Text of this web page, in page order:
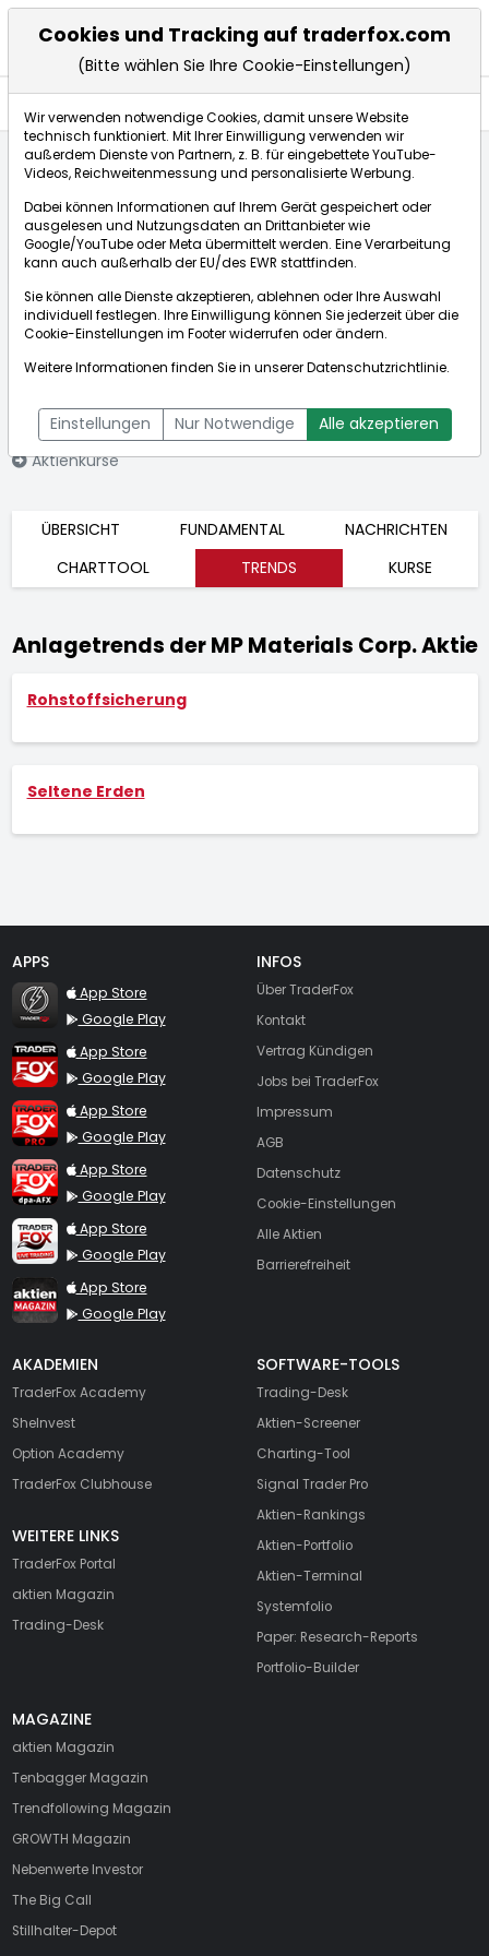
Börse:
Corp.
[WKN: A2QHVL | ISIN:
US5533681012]
Aktienkurse
Bid:44,250€Ask:44,250€
ÜBERSICHT FUNDAMENTAL
NACHRICHTEN
CHARTTOOL
TRENDS KURSE
Anlagetrends der MP Materials Corp. Aktie
Rohstoffsicherung
Seltene Erden
APPS
TraderFox Flash
App Store
Google Play
TraderFox App
App Store
Google Play
TraderFox Pro
App Store
Google Play
TraderFox dpa-AFX ProFeed
App Store
Google Play
TraderFox Live Trading
App Store
Google Play
TraderFox aktien Magazin
App Store
Google Play
INFOS
Über TraderFox
Kontakt
Vertrag Kündigen
Jobs bei TraderFox
Impressum
AGB
Datenschutz
Cookie-Einstellungen
Alle Aktien
Barrierefreiheit
AKADEMIEN
TraderFox Academy
SheInvest
Option Academy
TraderFox Clubhouse
WEITERE LINKS
TraderFox Portal
aktien Magazin
Trading-Desk
SOFTWARE-TOOLS
Trading-Desk
Aktien-Screener
Charting-Tool
Signal Trader Pro
Aktien-Rankings
Aktien-Portfolio
Aktien-Terminal
Systemfolio
Paper: Research-Reports
Portfolio-Builder
MAGAZINE
aktien Magazin
Tenbagger Magazin
Trendfollowing Magazin
GROWTH Magazin
Nebenwerte Investor
The Big Call
Stillhalter-Depot
Cookies und Tracking auf traderfox.com
(Bitte wählen Sie Ihre Cookie-Einstellungen)
Wir verwenden notwendige Cookies, damit unsere Website
technisch funktioniert. Mit Ihrer Einwilligung verwenden wir
außerdem Dienste von Partnern, z. B. für eingebettete YouTube-
Videos, Reichweitenmessung und personalisierte Werbung.
Dabei können Informationen auf Ihrem Gerät gespeichert oder
ausgelesen und Nutzungsdaten an Drittanbieter wie
Google/YouTube oder Meta übermittelt werden. Eine Verarbeitung
kann auch außerhalb der EU/des EWR stattfinden.
Sie können alle Dienste akzeptieren, ablehnen oder Ihre Auswahl
individuell festlegen. Ihre Einwilligung können Sie jederzeit über die
Cookie-Einstellungen im Footer widerrufen oder ändern.
Weitere Informationen finden Sie in unsererDatenschutzrichtlinie.
Einstellungen Nur Notwendige Alle akzeptieren